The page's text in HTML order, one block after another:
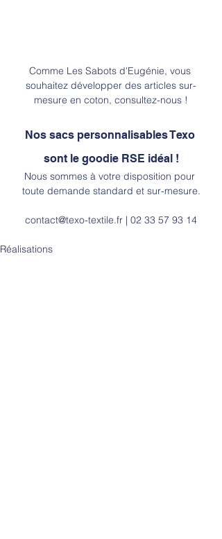
Comme Les Sabots d'Eugénie, vous
souhaitez développer des articles sur-
mesure en coton, consultez-nous !
Nos sacs personnalisables Texo
sont le goodie RSE idéal !
Nous sommes à votre disposition pour
toute demande standard et sur-mesure.
contact@texo-textile.fr | 02 33 57 93 14
Réalisations